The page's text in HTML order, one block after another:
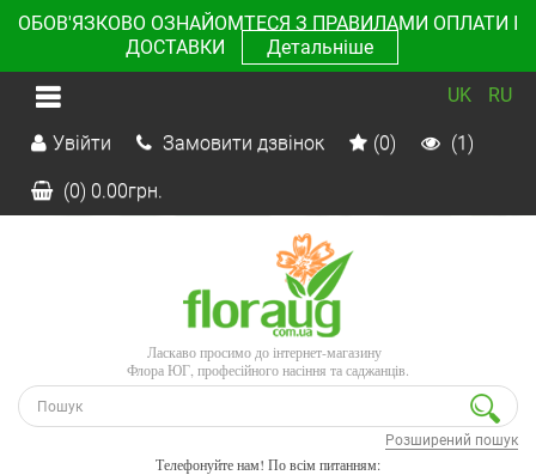
ОБОВ'ЯЗКОВО ОЗНАЙОМТЕСЯ З ПРАВИЛАМИ ОПЛАТИ І
ДОСТАВКИ
Детальніше
UK RU
Увійти Замовити дзвінок (0) (1)
(0) 0.00грн.
Ласкаво просимо до інтернет-магазину
Флора ЮГ, професійного насіння та саджанців.
Розширений пошук
Телефонуйте нам! По всім питанням: